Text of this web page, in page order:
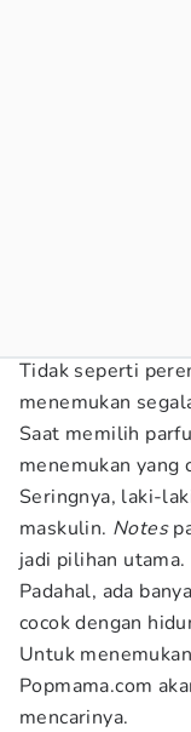
Tidak seperti
menemukan
Saat memilih
menemukan yang
Seringnya, laki-
maskulin. Notes
jadi pilihan utama.
Padahal, ada
cocok dengan
Untuk
Popmama.com
mencarinya.